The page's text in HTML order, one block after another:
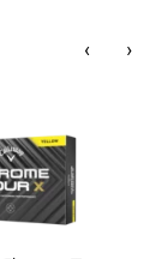
‹ ›